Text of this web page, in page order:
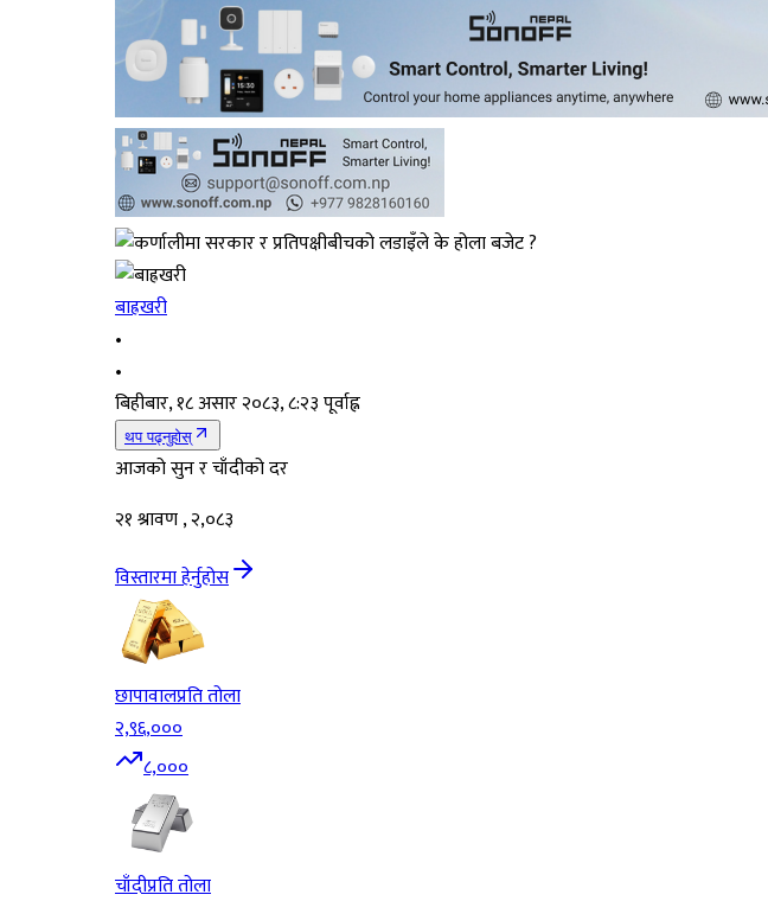
बाह्रखरी
•
•
बिहीबार, १८ असार २०८३, ८:२३ पूर्वाह्न
थप पढ्नुहोस्
आजको सुन र चाँदीको दर
२१ श्रावण , २,०८३
विस्तारमा हेर्नुहोस
छापावालप्रति तोला
२,९६,०००
८,०००
चाँदीप्रति तोला